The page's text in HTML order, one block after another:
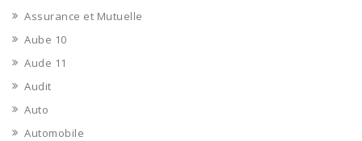
Assurance et Mutuelle
Aube 10
Aude 11
Audit
Auto
Automobile